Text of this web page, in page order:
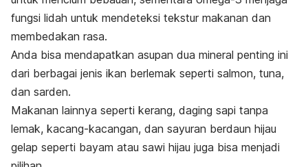
fungsi lidah untuk mendeteksi tekstur makanan dan
membedakan rasa.
Anda bisa mendapatkan asupan dua mineral penting ini
dari berbagai jenis ikan berlemak seperti salmon, tuna,
dan sarden.
Makanan lainnya seperti kerang, daging sapi tanpa
lemak, kacang-kacangan, dan sayuran berdaun hijau
gelap seperti bayam atau sawi hijau juga bisa menjadi